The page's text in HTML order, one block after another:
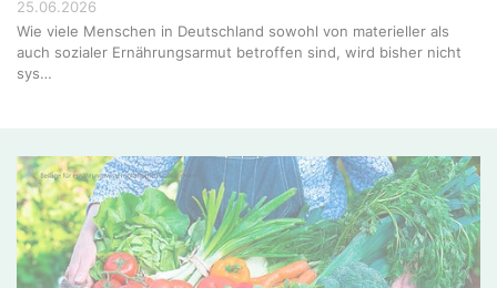
25.06.2026
Wie viele Menschen in Deutschland sowohl von materieller als
auch sozialer Ernährungsarmut betroffen sind, wird bisher nicht
sys…